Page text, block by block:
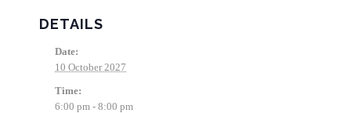
DETAILS
Date:
10 October 2027
Time:
6:00 pm - 8:00 pm